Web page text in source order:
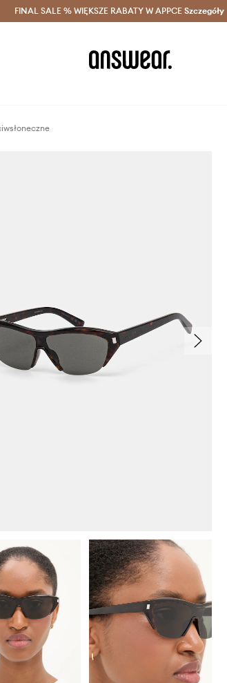
z Answear Club > Dostawa nawet w 24h >
FINAL SALE % WIĘKSZE RABATY W APPCE Szczegóły